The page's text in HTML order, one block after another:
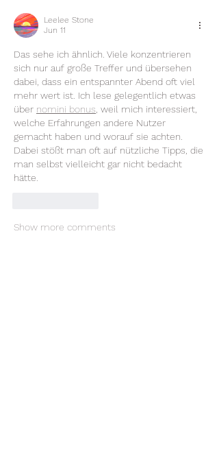
Leelee Stone
Jun 11
Das sehe ich ähnlich. Viele konzentrieren
sich nur auf große Treffer und übersehen
dabei, dass ein entspannter Abend oft viel
mehr wert ist. Ich lese gelegentlich etwas
über nomini bonus , weil mich interessiert,
welche Erfahrungen andere Nutzer
gemacht haben und worauf sie achten.
Dabei stößt man oft auf nützliche Tipps, die
man selbst vielleicht gar nicht bedacht
hätte.
Show more comments